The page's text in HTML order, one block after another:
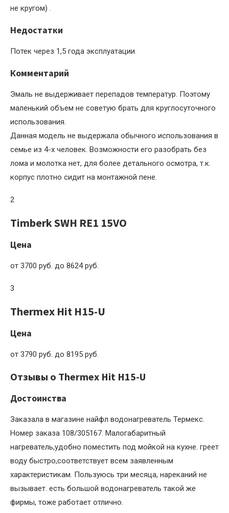
не кругом) .
Недостатки
Потек через 1,5 года эксплуатации.
Комментарий
Эмаль не выдерживает перепадов температур. Поэтому
маленький объем не советую брать для круглосуточного
использования.
Данная модель не выдержала обычного использования в
семье из 4-х человек. Возможности его разобрать без
лома и молотка нет, для более детального осмотра, т.к.
корпус плотно сидит на монтажной пене.
2
Timberk SWH RE1 15VO
Цена
от 3700 руб. до 8624 руб.
3
Thermex Hit H15-U
Цена
от 3790 руб. до 8195 руб.
Отзывы о Thermex Hit H15-U
Достоинства
Заказала в магазине найфл водонагреватель Термекс.
Номер заказа 108/305167. Малогабаритный
нагреватель,удобно поместить под мойкой на кухне. греет
воду быстро,соответствует всем заявленным
характеристикам. Пользуюсь три месяца, нареканий не
вызывает. есть большой водонагреватель такой же
фирмы, тоже работает отлично.